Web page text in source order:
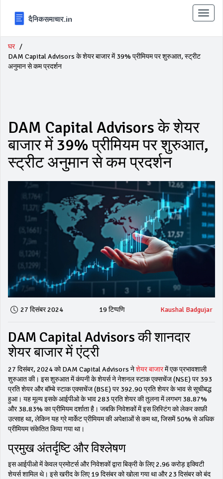
टॉगल
से
घर
DAM Capital Advisors के शेयर बाजार में 39% प्रीमियम पर शुरुआत, स्ट्रीट
अनुमान से कम प्रदर्शन
DAM Capital Advisors के शेयर
बाजार में 39% प्रीमियम पर शुरुआत,
स्ट्रीट अनुमान से कम प्रदर्शन
27 दिसंबर 2024 19 टिप्पणि Kaushal Badgujar
DAM Capital Advisors की शानदार
शेयर बाजार में एंट्री
27 दिसंबर, 2024 को DAM Capital Advisors नेशेयर बाजारमें एक प्रभावशाली
शुरुआत की। इस शुरुआत में कंपनी के शेयर्स ने नेशनल स्टाक एक्सचेंज (NSE) पर ₹393
प्रति शेयर और बॉम्बे स्टाक एक्सचेंज (BSE) पर ₹392.90 प्रति शेयर के भाव से सूचीबद्ध
हुआ। यह मूल्य इसके आईपीओ के भाव ₹283 प्रति शेयर की तुलना में लगभग 38.87%
और 38.83% का प्रीमियम दर्शाता है। जबकि निवेशकों में इस लिस्टिंग को लेकर काफ़ी
उत्साह था, लेकिन यह ग्रे मार्केट प्रीमियम की अपेक्षाओं से कम था, जिसमें 50% से अधिक
प्रीमियम संकेतित किया गया था।
प्रमुख अंतर्दृष्टि और विश्लेषण
इस आईपीओ में केवल प्रमोटर्स और निवेशकों द्वारा बिक्री के लिए 2.96 करोड़ इक्विटी
शेयर्स शामिल थे। इसे खरीद के लिए 19 दिसंबर को खोला गया था और 23 दिसंबर को बंद